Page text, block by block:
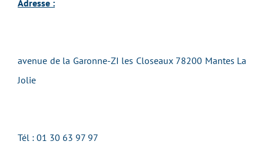
Adresse :
avenue de la Garonne-ZI les Closeaux 78200 Mantes La
Jolie
Tél : 01 30 63 97 97